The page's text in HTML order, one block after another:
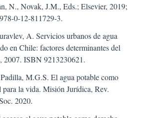
N., Novak, J.M., Eds.; Elsevier, 2019;
0-12-811729-3.
A. Servicios urbanos de agua
en Chile: factores determinantes del
2007. ISBN 9213230621.
M.G.S. El agua potable como
para la vida. Misión Jurídica, Rev.
2020.